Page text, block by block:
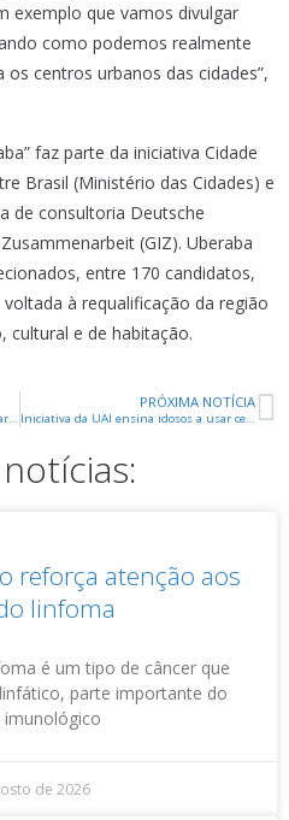
exemplo que vamos divulgar
como podemos realmente
centros urbanos das cidades”,
faz parte da iniciativa Cidade
Brasil (Ministério das Cidades) e
de consultoria Deutsche
(GIZ). Uberaba
entre 170 candidatos,
à requalificação da região
e de habitação.
Governo de Minas promove formação para prevenir a violência nas escolas e fomentar a cultura de paz
PRÓXIMA NOTÍCIA
Iniciativa da UAI ensina idosos a usar celular e navegar na internet
reforça atenção aos
linfoma
é um tipo de câncer que
parte importante do
imunológico
de 2026